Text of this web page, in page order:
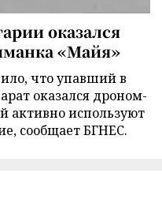
оказался
«Майя»
что упавший в
оказался дроном-
активно используют
сообщает БГНЕС.